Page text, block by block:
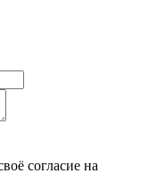
согласие на